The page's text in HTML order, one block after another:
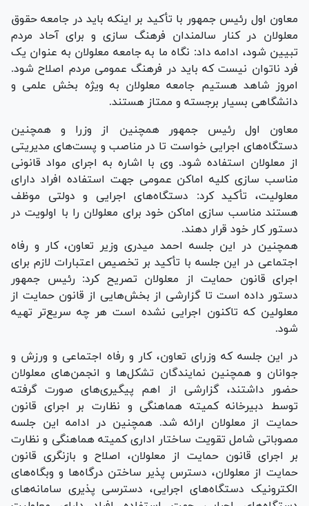
معاون اول رئیس جمهور با تأکید بر اینکه باید در جامعه حقوق
معلولان در کنار سالمندان فرهنگ سازی و برای آحاد مردم
تبیین شود، ادامه داد: نگاه ما به جامعه معلولان به عنوان یک
فرد ناتوان نیست که باید در فرهنگ عمومی مردم اصلاح شود.
امروز شاهد هستیم جامعه معلولان به ویژه بخش علمی و
دانشگاهی بسیار برجسته و ممتاز هستند.
معاون اول رئیس جمهور همچنین از وزرا و همچنین
دستگاه‌های اجرایی خواست تا در مناصب و پست‌های مدیریتی
از معلولان استفاده شود. وی با اشاره به اجرای مواد قانونی
مناسب سازی کلیه اماکن عمومی جهت استفاده افراد دارای
معلولیت، تأکید کرد: دستگاه‌های اجرایی و دولتی موظف
هستند مناسب سازی اماکن خود برای معلولان را با اولویت در
دستور کار خود قرار دهند.
همچنین در این جلسه احمد میدری وزیر تعاون، کار و رفاه
اجتماعی در این جلسه با تأکید بر تخصیص اعتبارات لازم برای
اجرای قانون حمایت از معلولان تصریح کرد: رئیس جمهور
دستور داده است تا گزارشی از بخش‌هایی از قانون حمایت از
معلولین که تاکنون اجرایی نشده است هر چه سریع‌تر تهیه
شود.
در این جلسه که وزرای تعاون، کار و رفاه اجتماعی و ورزش و
جوانان و همچنین نمایندگان تشکل‌ها و انجمن‌های معلولان
حضور داشتند، گزارشی از اهم پیگیری‌های صورت گرفته
توسط دبیرخانه کمیته هماهنگی و نظارت بر اجرای قانون
حمایت از معلولان ارائه شد. همچنین در ادامه این جلسه
مصوباتی شامل تقویت ساختار اداری کمیته هماهنگی و نظارت
بر اجرای قانون حمایت از معلولان، اصلاح و بازنگری قانون
حمایت از معلولان، دسترس پذیر ساختن درگاه‌ها و وبگاه‌های
الکترونیک دستگاه‌های اجرایی، دسترسی پذیری سامانه‌های